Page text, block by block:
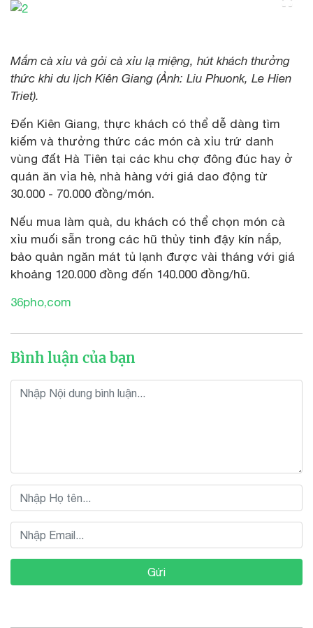
Mắm cà xỉu và gỏi cà xỉu lạ miệng, hút khách thưởng
thức khi du lịch Kiên Giang (Ảnh: Liu Phuonk, Le Hien
Triet).
Đến Kiên Giang, thực khách có thể dễ dàng tìm
kiếm và thưởng thức các món cà xỉu trứ danh
vùng đất Hà Tiên tại các khu chợ đông đúc hay ở
quán ăn vỉa hè, nhà hàng với giá dao động từ
30.000 - 70.000 đồng/món.
Nếu mua làm quà, du khách có thể chọn món cà
xỉu muối sẵn trong các hũ thủy tinh đậy kín nắp,
bảo quản ngăn mát tủ lạnh được vài tháng với giá
khoảng 120.000 đồng đến 140.000 đồng/hũ.
36pho,com
Bình luận của bạn
Gửi